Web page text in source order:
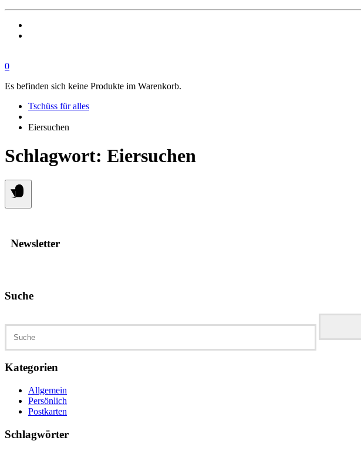
0
Es befinden sich keine Produkte im Warenkorb.
Tschüss für alles
Eiersuchen
Schlagwort: Eiersuchen
Newsletter
Suche
Kategorien
Allgemein
Persönlich
Postkarten
Schlagwörter